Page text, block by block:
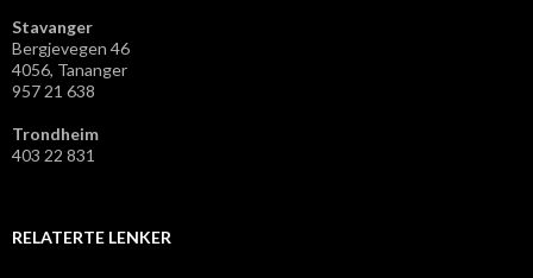
Stavanger
Bergjevegen 46
4056, Tananger
957 21 638
Trondheim
403 22 831
RELATERTE LENKER